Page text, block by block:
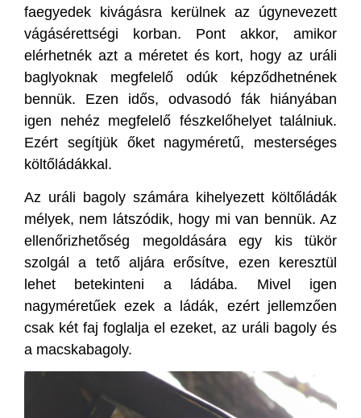
faegyedek kivágásra kerülnek az úgynevezett
vágásérettségi korban. Pont akkor, amikor
elérhetnék azt a méretet és kort, hogy az uráli
baglyoknak megfelelő odúk képződhetnének
bennük. Ezen idős, odvasodó fák hiányában
igen nehéz megfelelő fészkelőhelyet találniuk.
Ezért segítjük őket nagyméretű, mesterséges
költőládákkal.
Az uráli bagoly számára kihelyezett költőládák
mélyek, nem látszódik, hogy mi van bennük. Az
ellenőrizhetőség megoldására egy kis tükör
szolgál a tető aljára erősítve, ezen keresztül
lehet betekinteni a ládába. Mivel igen
nagyméretűek ezek a ládák, ezért jellemzően
csak két faj foglalja el ezeket, az uráli bagoly és
a macskabagoly.